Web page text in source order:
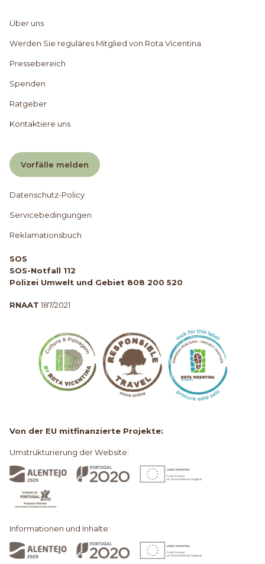
Über uns
Werden Sie reguläres Mitglied von Rota Vicentina
Pressebereich
Spenden
Ratgeber
Kontaktiere uns
Vorfälle melden
Datenschutz-Policy
Servicebedingungen
Reklamationsbuch
SOS
SOS-Notfall 112
Polizei Umwelt und Gebiet 808 200 520
RNAAT 187/2021
Von der EU mitfinanzierte Projekte:
Umstrukturierung der Website:
Informationen und Inhalte: